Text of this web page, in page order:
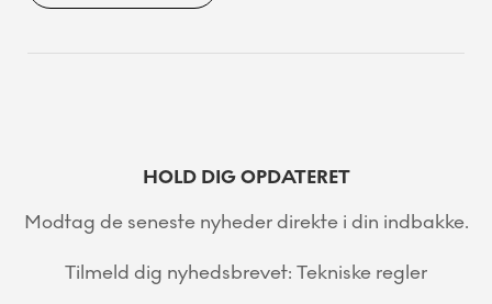
HOLD DIG OPDATERET
Modtag de seneste nyheder direkte i din indbakke.
Tilmeld dig nyhedsbrevet: Tekniske regler